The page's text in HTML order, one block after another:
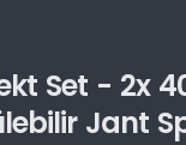
Set - 2x
Jant